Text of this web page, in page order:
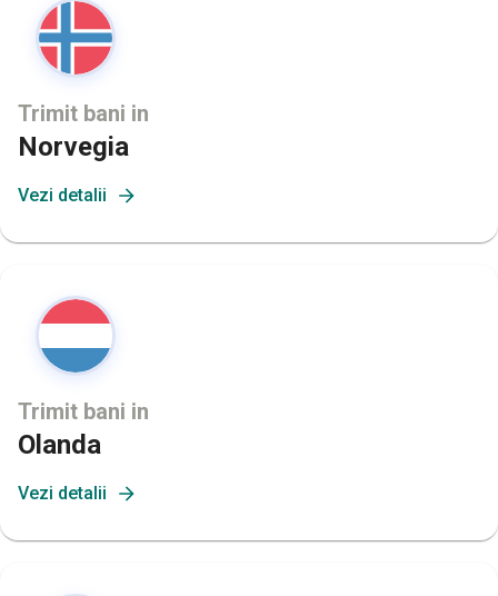
Trimit bani in
Norvegia
Vezi detalii
Trimit bani in
Olanda
Vezi detalii